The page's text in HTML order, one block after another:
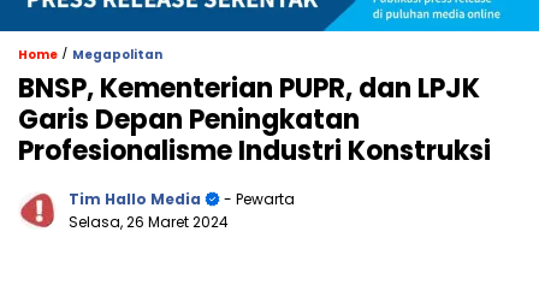
Home / Megapolitan
BNSP, Kementerian PUPR, dan LPJK
Garis Depan Peningkatan
Profesionalisme Industri Konstruksi
Tim Hallo Media
- Pewarta
Selasa, 26 Maret 2024